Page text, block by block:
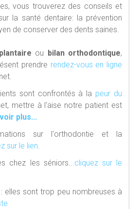
vous trouverez des conseils et
la santé dentaire: la prévention
de conserver des dents saines.
ou bilan orthodontique,
prendre rendez-vous en ligne
sont confrontés à la peur du
mettre à l'aise notre patient est
plus...
sur l'orthodontie et la
sur le lien.
chez les séniors...cliquez sur le
elles sont trop peu nombreuses à